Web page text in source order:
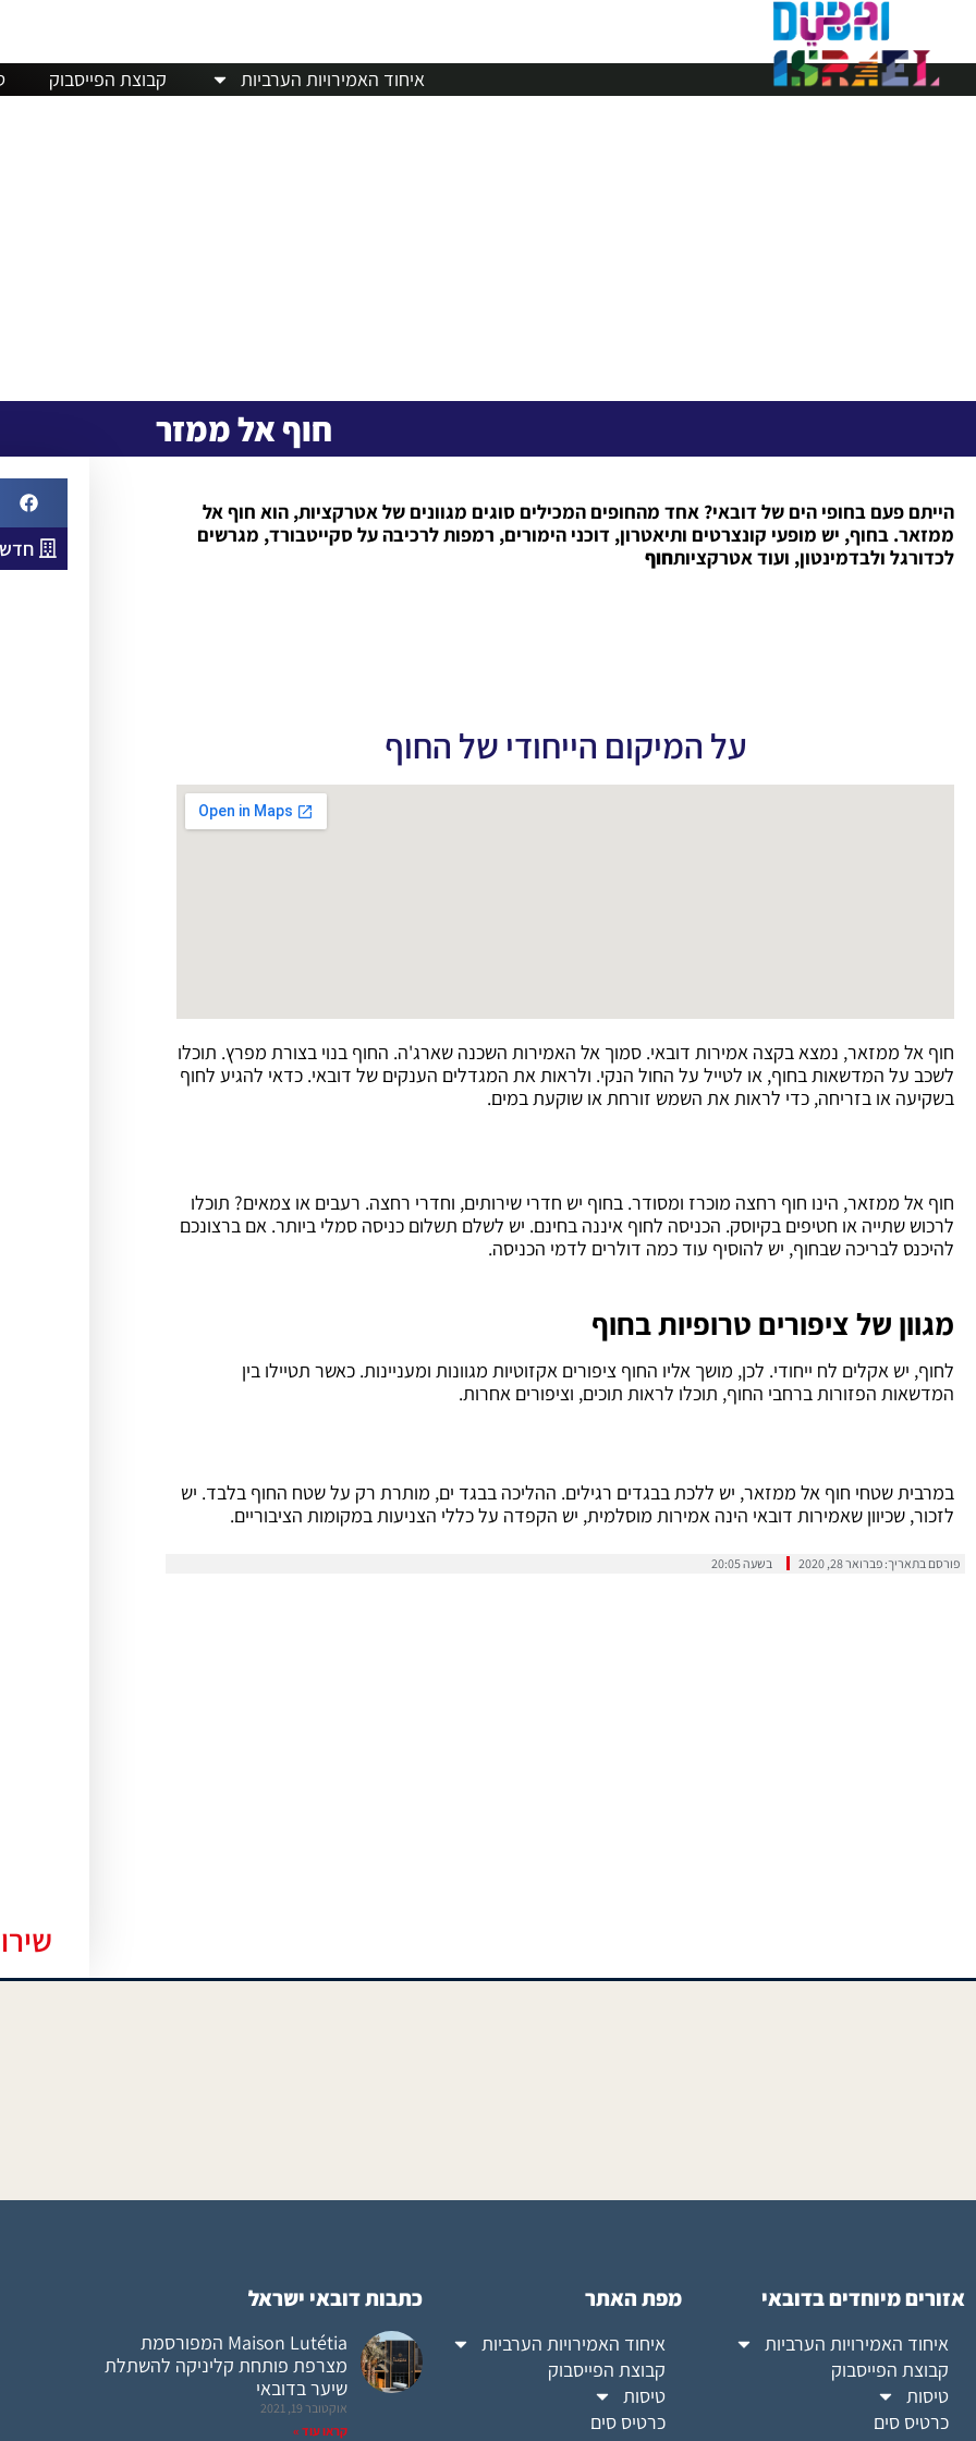
איחוד האמירויות הערביות
קבוצת הפייסבוק
חוף אל ממזר
הייתם פעם בחופי הים של דובאי? אחד מהחופים המכילים סוגים מגוונים של אטרקציות, הוא חוף אל
ממזאר. בחוף, יש מופעי קונצרטים ותיאטרון, דוכני הימורים, רמפות לרכיבה על סקייטבורד, מגרשים
לכדורגל ולבדמינטון, ועוד אטרקציותחוף
על המיקום הייחודי של החוף
חוף אל ממזאר, נמצא בקצה אמירות דובאי. סמוך אל האמירות השכנה שארג'ה. החוף בנוי בצורת מפרץ. תוכלו
לשכב על המדשאות בחוף, או לטייל על החול הנקי. ולראות את המגדלים הענקים של דובאי. כדאי להגיע לחוף
בשקיעה או בזריחה, כדי לראות את השמש זורחת או שוקעת במים.
חוף אל ממזאר, הינו חוף רחצה מוכרז ומסודר. בחוף יש חדרי שירותים, וחדרי רחצה. רעבים או צמאים? תוכלו
לרכוש שתייה או חטיפים בקיוסק. הכניסה לחוף איננה בחינם. יש לשלם תשלום כניסה סמלי ביותר. אם ברצונכם
להיכנס לבריכה שבחוף, יש להוסיף עוד כמה דולרים לדמי הכניסה.
מגוון של ציפורים טרופיות בחוף
לחוף, יש אקלים לח ייחודי. לכן, מושך אליו החוף ציפורים אקזוטיות מגוונות ומעניינות. כאשר תטיילו בין
המדשאות הפזורות ברחבי החוף, תוכלו לראות תוכים, וציפורים אחרות.
במרבית שטחי חוף אל ממזאר, יש ללכת בבגדים רגילים. ההליכה בבגד ים, מותרת רק על שטח החוף בלבד. יש
לזכור, שכיוון שאמירות דובאי הינה אמירות מוסלמית, יש הקפדה על כללי הצניעות במקומות הציבוריים.
פורסם בתאריך: פברואר 28, 2020 בשעה20:05
אזורים מיוחדים בדובאי
איחוד האמירויות הערביות
קבוצת הפייסבוק
טיסות
כרטיס סים
מפת האתר
איחוד האמירויות הערביות
קבוצת הפייסבוק
טיסות
כרטיס סים
כתבות דובאי ישראל
Maison Lutétia המפורסמת
מצרפת פותחת קליניקה להשתלת
שיער בדובאי
אוקטובר 19, 2021
קראו עוד »